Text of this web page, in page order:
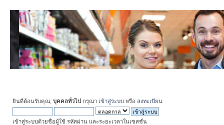
ยินดีต้อนรับคุณ, บุคคลทั่วไป กรุณา เข้าสู่ระบบ หรือ ลงทะเบียน
เข้าสู่ระบบด้วยชื่อผู้ใช้ รหัสผ่าน และระยะเวลาในเซสชั่น